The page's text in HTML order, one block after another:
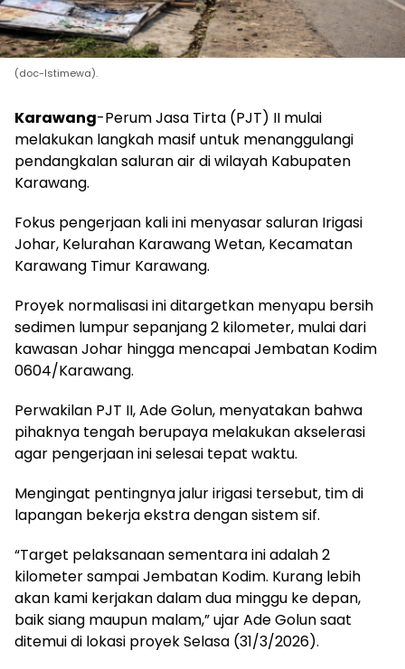
(doc-Istimewa).
Karawang-Perum Jasa Tirta (PJT) II mulai
melakukan langkah masif untuk menanggulangi
pendangkalan saluran air di wilayah Kabupaten
Karawang.
Fokus pengerjaan kali ini menyasar saluran Irigasi
Johar, Kelurahan Karawang Wetan, Kecamatan
Karawang Timur Karawang.
Proyek normalisasi ini ditargetkan menyapu bersih
sedimen lumpur sepanjang 2 kilometer, mulai dari
kawasan Johar hingga mencapai Jembatan Kodim
0604/Karawang.
Perwakilan PJT II, Ade Golun, menyatakan bahwa
pihaknya tengah berupaya melakukan akselerasi
agar pengerjaan ini selesai tepat waktu.
Mengingat pentingnya jalur irigasi tersebut, tim di
lapangan bekerja ekstra dengan sistem sif.
“Target pelaksanaan sementara ini adalah 2
kilometer sampai Jembatan Kodim. Kurang lebih
akan kami kerjakan dalam dua minggu ke depan,
baik siang maupun malam,” ujar Ade Golun saat
ditemui di lokasi proyek Selasa (31/3/2026).